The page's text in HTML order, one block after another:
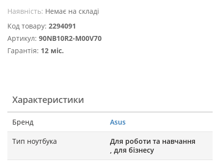
Наявність: Немає на складі
Код товару: 2294091
Артикул: 90NB10R2-M00V70
Гарантія: 12 міс.
Характеристики
Бренд Asus
Тип ноутбука
Для роботи та навчання
, для бізнесу